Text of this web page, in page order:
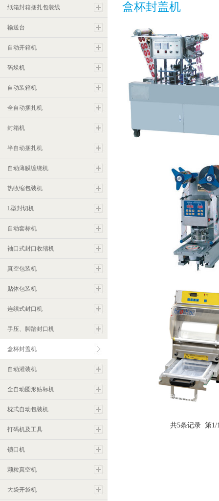
纸箱封箱捆扎包装线
输送台
自动开箱机
码垛机
自动装箱机
全自动捆扎机
封箱机
半自动捆扎机
自动薄膜缠绕机
热收缩包装机
L型封切机
自动套标机
袖口式封口收缩机
真空包装机
贴体包装机
连续式封口机
手压、脚踏封口机
盒杯封盖机
自动灌装机
全自动圆形贴标机
枕式自动包装机
打码机及工具
锁口机
颗粒真空机
大袋开袋机
盒杯封盖机
FRG2001E自动盒杯封盖
FRG2001A盒杯封盖机
FRG07方盒型封盖机
共5条记录 第